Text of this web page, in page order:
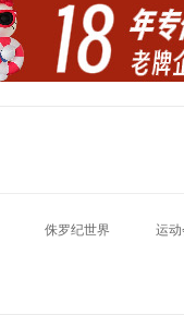
侏罗纪世界 运